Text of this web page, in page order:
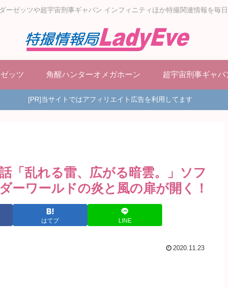
ーゼッツや超宇宙刑事ギャバン インフィニティほか特撮関連情報を毎日
ッツ 角醒ハンターオメガホーン 超宇宙刑事ギャバ
[PR]当サイトではアフィリエイト広告を利用してます
「乱れる雷、広がる暗雲。」ソフ
ーワールドの炎と風の扉が開く！
はてブ LINE
2020.11.23